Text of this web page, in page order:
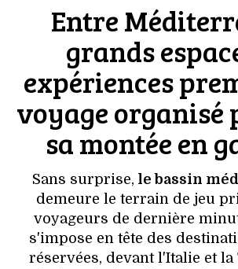
Entre
grands
expériences
voyage organisé
sa montée en
Sans surprise, le bassin
demeure le terrain de jeu
voyageurs de dernière
s'impose en tête des
réservées, devant l'Italie et la